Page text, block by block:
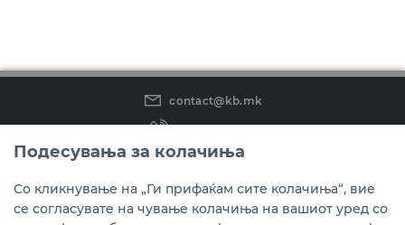
contact@kb.mk
(02) 3 296 800
Instagram
LinkedIn
Youtube
Подесувања за колачиња
Со кликнување на „Ги прифаќам сите колачиња“, вие
се согласувате на чување колачиња на вашиот уред со